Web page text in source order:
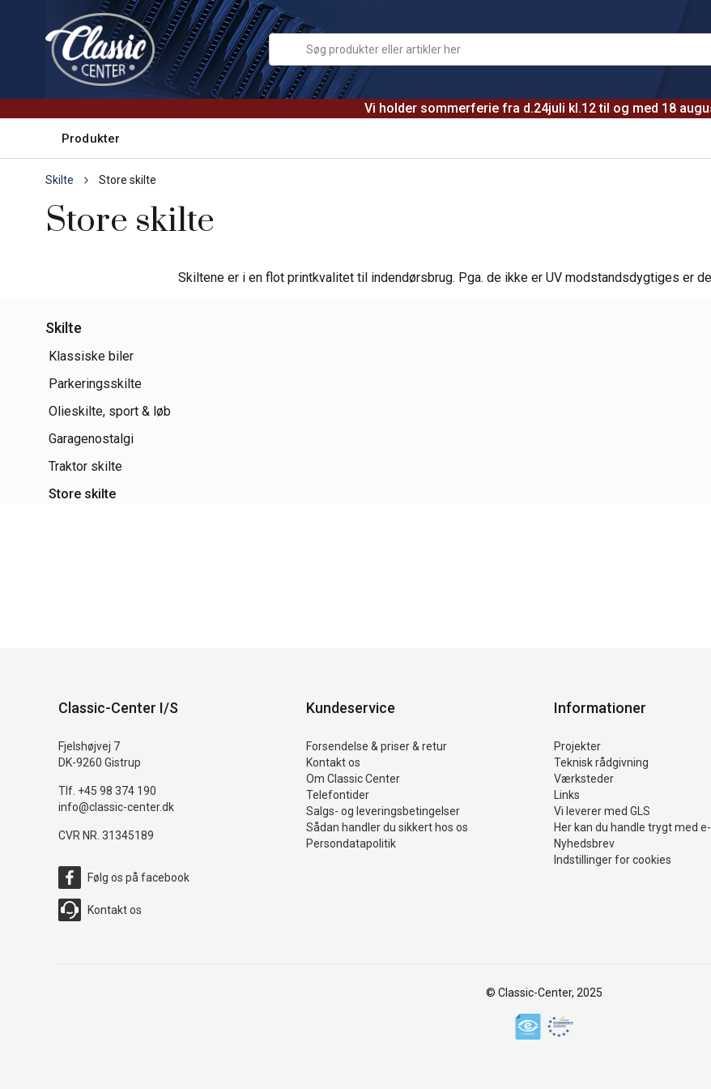
Vi holder sommerferie fra d.24juli kl.12 til og med 18
Produkter
Skilte Store skilte
Store skilte
Skiltene er i en flot printkvalitet til indendørsbrug. Pga. de ikke er UV modstandsdygtiges er
Skilte
Klassiske biler
Parkeringsskilte
Olieskilte, sport & løb
Garagenostalgi
Traktor skilte
Store skilte
Classic-Center I/S
Fjelshøjvej 7
DK-9260 Gistrup
Tlf. +45 98 374 190
info@classic-center.dk
CVR NR. 31345189
Følg os på facebook
Kontakt os
Kundeservice
Forsendelse & priser & retur
Kontakt os
Om Classic Center
Telefontider
Salgs- og leveringsbetingelser
Sådan handler du sikkert hos os
Persondatapolitik
Informationer
Projekter
Teknisk rådgivning
Værksteder
Links
Vi leverer med GLS
Her kan du handle trygt med
Nyhedsbrev
Indstillinger for cookies
© Classic-Center, 2025